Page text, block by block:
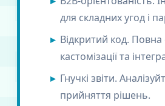
для складних угод і
Відкритий код.
кастомізації та
Гнучкі звіти.
прийняття рішень.